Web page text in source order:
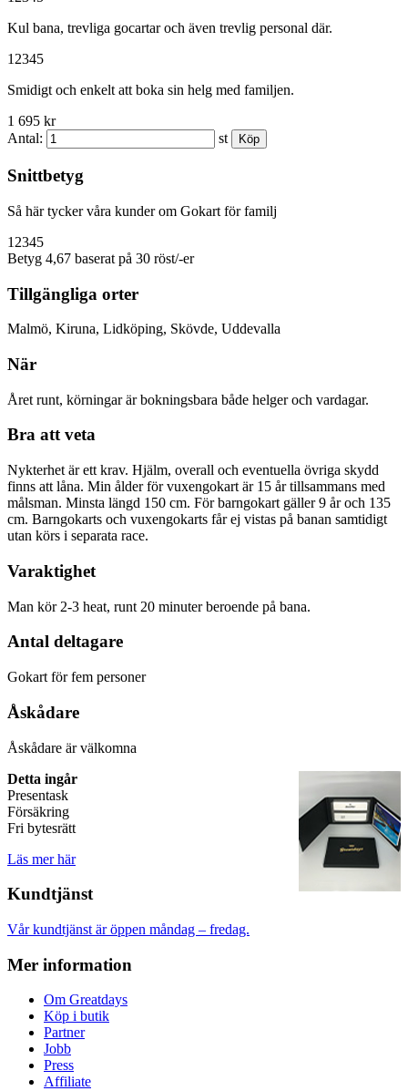
Kul bana, trevliga gocartar och även trevlig personal där.
12345
Smidigt och enkelt att boka sin helg med familjen.
1 695 kr
Antal:
st
Snittbetyg
Så här tycker våra kunder om Gokart för familj
1 2345
Betyg 4,67 baserat på 30 röst/-er
Tillgängliga orter
Malmö, Kiruna, Lidköping, Skövde, Uddevalla
När
Året runt, körningar är bokningsbara både helger och vardagar.
Bra att veta
Nykterhet är ett krav. Hjälm, overall och eventuella övriga skydd
finns att låna. Min ålder för vuxengokart är 15 år tillsammans med
målsman. Minsta längd 150 cm. För barngokart gäller 9 år och 135
cm. Barngokarts och vuxengokarts får ej vistas på banan samtidigt
utan körs i separata race.
Varaktighet
Man kör 2-3 heat, runt 20 minuter beroende på bana.
Antal deltagare
Gokart för fem personer
Åskådare
Åskådare är välkomna
Detta ingår
Presentask
Försäkring
Fri bytesrätt
Läs mer här
Kundtjänst
Vår kundtjänst är öppen måndag – fredag.
Mer information
Om Greatdays
Köp i butik
Partner
Jobb
Press
Affiliate